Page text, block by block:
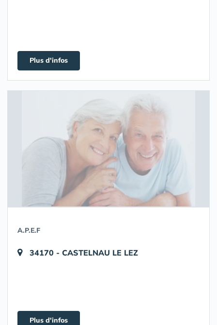
Plus d'infos
A.P.E.F
34170 - CASTELNAU LE LEZ
Plus d'infos